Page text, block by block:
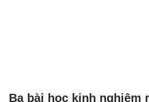
Ba bài học kinh nghiệm